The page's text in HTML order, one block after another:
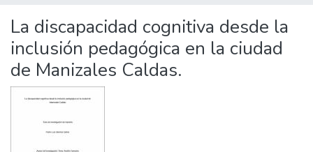
Statistics
La discapacidad cognitiva desde la
inclusión pedagógica en la ciudad
de Manizales Caldas.